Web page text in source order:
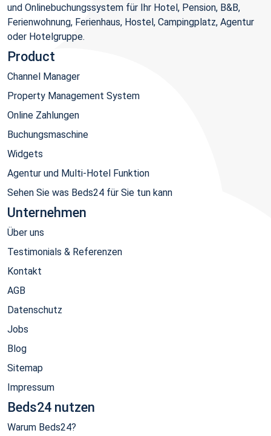
und Onlinebuchungssystem für Ihr Hotel, Pension, B&B,
Ferienwohnung, Ferienhaus, Hostel, Campingplatz, Agentur
oder Hotelgruppe.
Product
Channel Manager
Property Management System
Online Zahlungen
Buchungsmaschine
Widgets
Agentur und Multi-Hotel Funktion
Sehen Sie was Beds24 für Sie tun kann
Unternehmen
Über uns
Testimonials & Referenzen
Kontakt
AGB
Datenschutz
Jobs
Blog
Sitemap
Impressum
Beds24 nutzen
Warum Beds24?